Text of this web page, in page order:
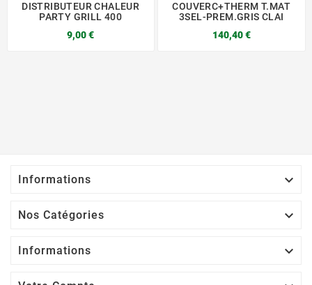
DISTRIBUTEUR CHALEUR
PARTY GRILL 400
9,00 €
COUVERC+THERM T.MAT
3SEL-PREM.GRIS CLAI
140,40 €
Informations 
Nos Catégories 
Informations 